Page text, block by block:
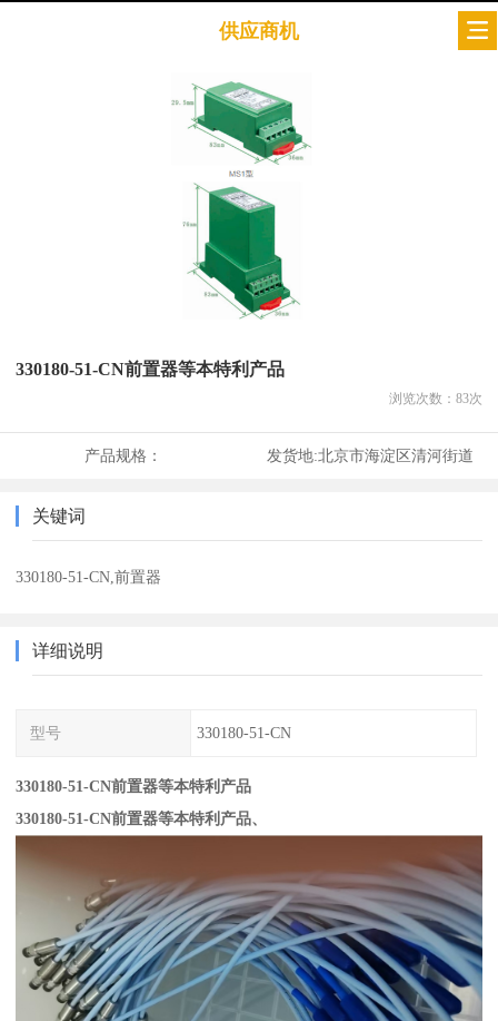
供应商机
330180-51-CN前置器等本特利产品
浏览次数： 83次
产品规格： 发货地:北京市海淀区清河街道
关键词
330180-51-CN,前置器
详细说明
型号 330180-51-CN
330180-51-CN前置器等本特利产品
330180-51-CN前置器等本特利产品、